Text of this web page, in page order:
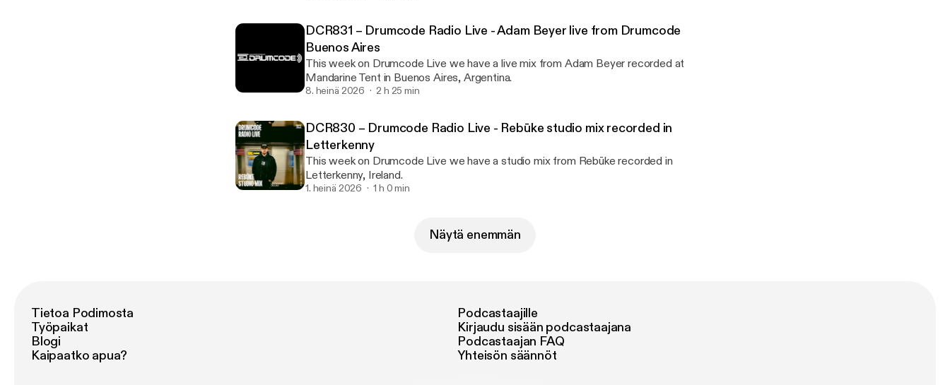
DCR831 – Drumcode Radio Live - Adam Beyer live from Drumcode
Buenos Aires
This week on Drumcode Live we have a live mix from Adam Beyer recorded at
Mandarine Tent in Buenos Aires, Argentina.
8. heinä 2026 2 h 25 min
DCR830 – Drumcode Radio Live - Rebūke studio mix recorded in
Letterkenny
This week on Drumcode Live we have a studio mix from Rebūke recorded in
Letterkenny, Ireland.
1. heinä 2026 1 h 0 min
Näytä enemmän
Tietoa Podimosta
Työpaikat
Blogi
Kaipaatko apua?
Podcastaajille
Kirjaudu sisään podcastaajana
Podcastaajan FAQ
Yhteisön säännöt